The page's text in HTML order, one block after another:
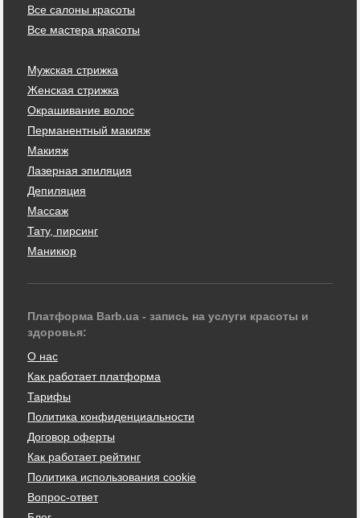
Все салоны красоты
Все мастера красоты
Мужская стрижка
Женская стрижка
Окрашивание волос
Перманентный макияж
Макияж
Лазерная эпиляция
Депиляция
Массаж
Тату, пирсинг
Маникюр
Платформа Barb.ua - запись на услуги красоты и
здоровья:
О нас
Как работает платформа
Тарифы
Политика конфиденциальности
Договор оферты
Как работает рейтинг
Политика использования cookie
Вопрос-ответ